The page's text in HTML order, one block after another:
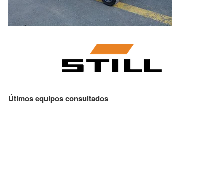
Útimos equipos consultados